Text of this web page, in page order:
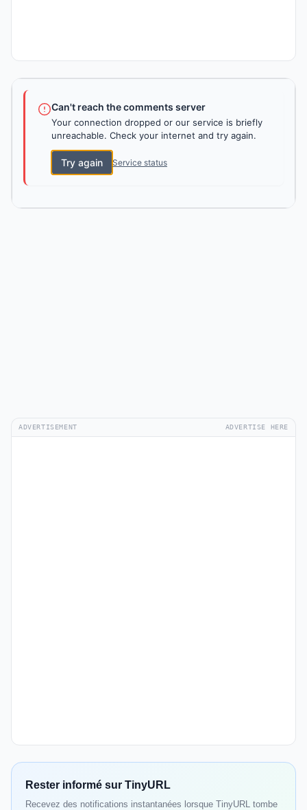
Can't reach the comments server
Your connection dropped or our service is briefly
unreachable. Check your internet and try again.
Try again Service status
ADVERTISEMENT ADVERTISE HERE
Rester informé sur TinyURL
Recevez des notifications instantanées lorsque TinyURL tombe